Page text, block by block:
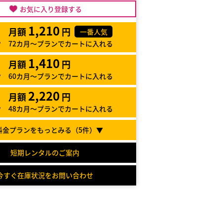
お気に入り登録する
月額 1,210 円
一番人気
72カ月～プランでカートに入れる
月額 1,410 円
60カ月～プランでカートに入れる
月額 2,220 円
48カ月～プランでカートに入れる
プランをもっとみる（5件）▼
短期レンタルのご案内
すぐ在庫状況をお問い合わせ